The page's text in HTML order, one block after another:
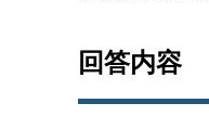
回答内容